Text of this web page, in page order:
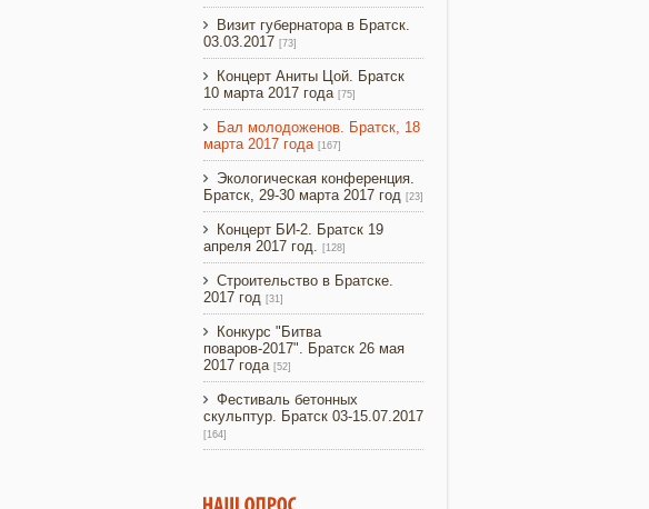
Визит губернатора в Братск.
03.03.2017 [73]
Концерт Аниты Цой. Братск
10 марта 2017 года [75]
Бал молодоженов. Братск, 18
марта 2017 года [167]
Экологическая конференция.
Братск, 29-30 марта 2017 год [23]
Концерт БИ-2. Братск 19
апреля 2017 год. [128]
Строительство в Братске.
2017 год [31]
Конкурс "Битва
поваров-2017". Братск 26 мая
2017 года [52]
Фестиваль бетонных
скульптур. Братск 03-15.07.2017
[164]